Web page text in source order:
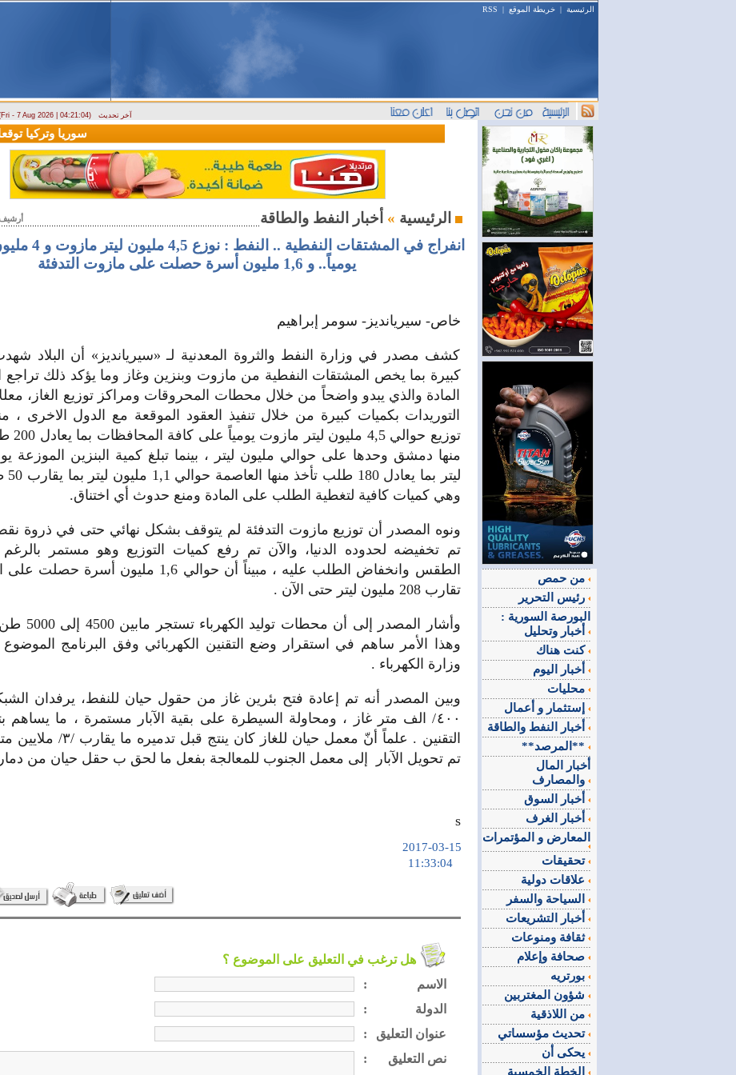
الرئيسية | خريطة الموقع |
RSS
- 7 Aug 2026 | 04:21:04) آخر تحديث
سوريا وتركيا
الرئيسية »
انفراج في المشتقات
يومياً.. و 1,6 مليون أسرة حصلت على مازوت التدفئة
خاص- سيريانديز- سومر إبراهيم
كشف مصدر في وزارة النفط والثروة المعدنية لـ «سيريانديز» أن البلاد
كبيرة بما يخص المشتقات النفطية من مازوت وبنزين وغاز وما يؤكد ذلك
المادة والذي يبدو واضحاً من خلال محطات المحروقات ومراكز توزيع الغاز،
التوريدات بكميات كبيرة من خلال تنفيذ العقود الموقعة مع الدول الاخرى ،
توزيع
وهي كميات كافية لتغطية الطلب على المادة ومنع حدوث أي اختناق.
ونوه المصدر أن توزيع مازوت التدفئة لم يتوقف بشكل نهائي حتى في ذروة
تم تخفيضه لحدوده الدنيا، والآن تم رفع كميات التوزيع وهو مستمر
الطقس وانخفاض الطلب عليه ، مبيناً أن حوالي 1,6 مليون
تقارب 208 مليون ليتر حتى الآن .
وأشار المصدر
وهذا الأمر ساهم في استقرار وضع التقنين الكهربائي وفق البرنامج
وزارة الكهرباء .
وبين المصدر أنه تم إعادة فتح بئرين غاز من حقول حيان للنفط، يرفدان
٤٠٠/ الف متر غاز ، ومحاولة السيطرة على بقية الآبار مستمرة ، ما يساهم
التقنين . علماً أنّ معمل حيان للغاز كان
تم تحويل الآبار إلى معمل الجنوب للمعالجة بفعل ما لحق ب حقل حيان من
s
11:33:04
هل ترغب في التعليق على الموضوع ؟
:
الاسم
:
الدولة
:
عنوان التعليق
:
نص التعليق
البورصة السورية :
كنت هناك
**المرصد**
أخبار المال
المعارض و المؤتمرات
تحقيقات
ثقافة ومنوعات
تحديث مؤسساتي